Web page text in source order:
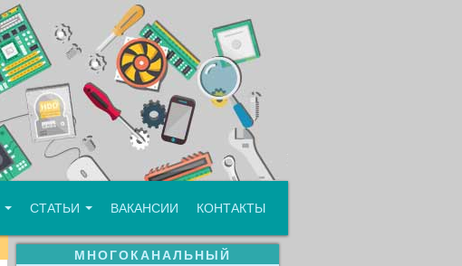
СТАТЬИ ВАКАНСИИ КОНТАКТЫ
МНОГОКАНАЛЬНЫЙ